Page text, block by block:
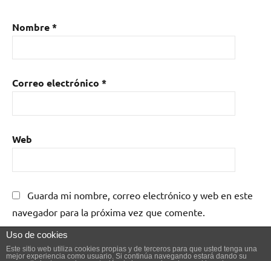
Nombre*
Correo electrónico *
Web
Guarda mi nombre, correo electrónico y web en este
navegador para la próxima vez que comente.
Uso de cookies
Este sitio web utiliza cookies propias y de terceros para que usted tenga una
mejor experiencia como usuario. Si continúa navegando estará dando su